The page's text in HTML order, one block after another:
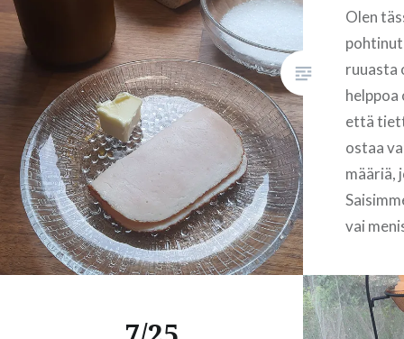
kuminauha-sukkanauha
jalassaan. Sukkanauhan
tarkoitus on siis nykyisin lähes
yksinomaan esteettinen ja
sukkanauhan riisuminen ja
heitto on hääjuhlan
ohjelmanumero siinä missä
hääkimpunkin…
READ MORE
Olen
ruuasta
helppoa
että
ostaa
määriä,
vai
juuri